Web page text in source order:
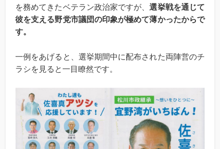
を務めてきたベテラン政治家ですが、選挙戦を通じて
彼を支える野党市議団の印象が極めて薄かったからで
す。
一例をあげると、選挙期間中に配布された両陣営のチ
ラシを見ると一目瞭然です。